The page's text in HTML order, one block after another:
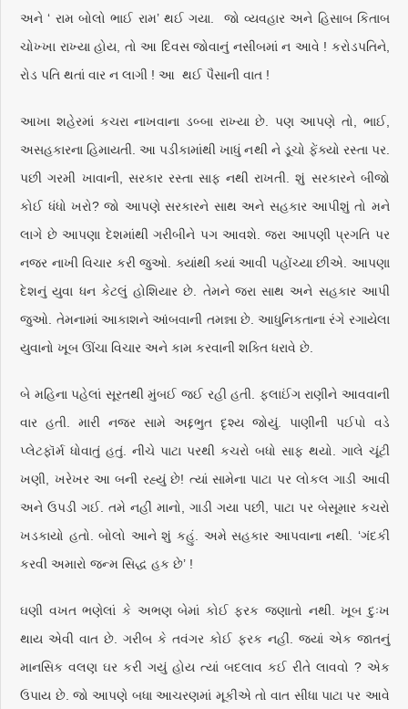
અને ‘ રામ બોલો ભાઈ રામ’ થઈ ગયા. જો વ્યવહાર અને હિસાબ કિતાબ
ચોખ્‍ખા રાખ્યા હોય, તો આ દિવસ જોવાનું નસીબમાં ન આવે ! કરોડપતિને,
રોડ પતિ થતાં વાર ન લાગી ! આ થઈ પૈસાની વાત !
આખા શહેરમાં કચરા નાખવાના ડબ્બા રાખ્યા છે. પણ આપણે તો, ભાઈ,
અસહકારના હિમાયતી. આ પડીકામાંથી ખાધું નથી ને ડૂચો ફેંક્યો રસ્તા પર.
પછી ગરમી ખાવાની, સરકાર રસ્તા સાફ નથી રાખતી. શું સરકારને બીજો
કોઈ ધંધો ખરો? જો આપણે સરકારને સાથ અને સહકાર આપીશું તો મને
લાગે છે આપણા દેશમાંથી ગરીબીને પગ આવશે. જરા આપણી પ્રગતિ પર
નજર નાખી વિચાર કરી જુઓ. ક્યાંથી ક્યાં આવી પહોંચ્યા છીએ. આપણા
દેશનું યુવા ધન કેટલું હોશિયાર છે. તેમને જરા સાથ અને સહકાર આપી
જુઓ. તેમનામાં આકાશને આંબવાની તમન્ના છે. આધુનિકતાના રંગે રગાયેલા
યુવાનો ખૂબ ઊંચા વિચાર અને કામ કરવાની શક્તિ ધરાવે છે.
બે મહિના પહેલાં સૂરતથી મુંબઈ જઈ રહી હતી. ફ્લાઈંગ રાણીને આવવાની
વાર હતી. મારી નજર સામે અદ્દભુત દૃશ્ય જોયું. પાણીની પઈપો વડે
પ્લેટફૉર્મ ધોવાતું હતું. નીચે પાટા પરથી કચરો બધો સાફ થયો. ગાલે ચૂંટી
ખણી, ખરેખર આ બની રહ્યું છે! ત્યાં સામેના પાટા પર લોકલ ગાડી આવી
અને ઉપડી ગઈ. તમે નહીં માનો, ગાડી ગયા પછી, પાટા પર બેસૂમાર કચરો
ખડકાયો હતો. બોલો આને શું કહું. અમે સહકાર આપવાના નથી. ‘ગંદકી
કરવી અમારો જન્મ સિદ્ધ હક છે’ !
ઘણી વખત ભણેલાં કે અભણ બેમાં કોઈ ફરક જણાતો નથી. ખૂબ દુઃખ
થાય એવી વાત છે. ગરીબ કે તવંગર કોઈ ફરક નહીં. જ્યાં એક જાતનું
માનસિક વલણ ઘર કરી ગયું હોય ત્યાં બદલાવ કઈ રીતે લાવવો ? એક
ઉપાય છે. જો આપણે બધા આચરણમાં મૂકીએ તો વાત સીધા પાટા પર આવે